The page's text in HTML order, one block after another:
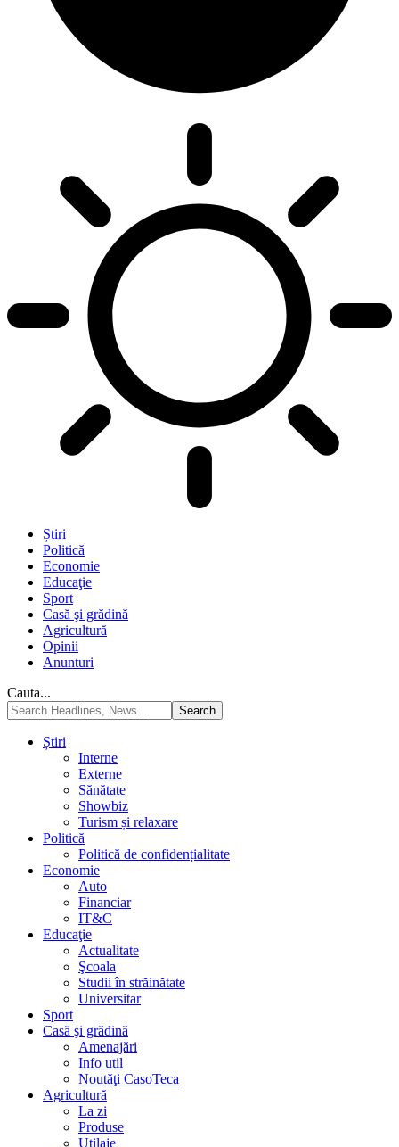
Știri
Politică
Economie
Educaţie
Sport
Casă şi grădină
Agricultură
Opinii
Anunturi
Cauta...
Știri
Interne
Externe
Sănătate
Showbiz
Turism și relaxare
Politică
Politică de confidențialitate
Economie
Auto
Financiar
IT&C
Educaţie
Actualitate
Şcoala
Studii în străinătate
Universitar
Sport
Casă şi grădină
Amenajări
Info util
Noutăţi CasoTeca
Agricultură
La zi
Produse
Utilaje